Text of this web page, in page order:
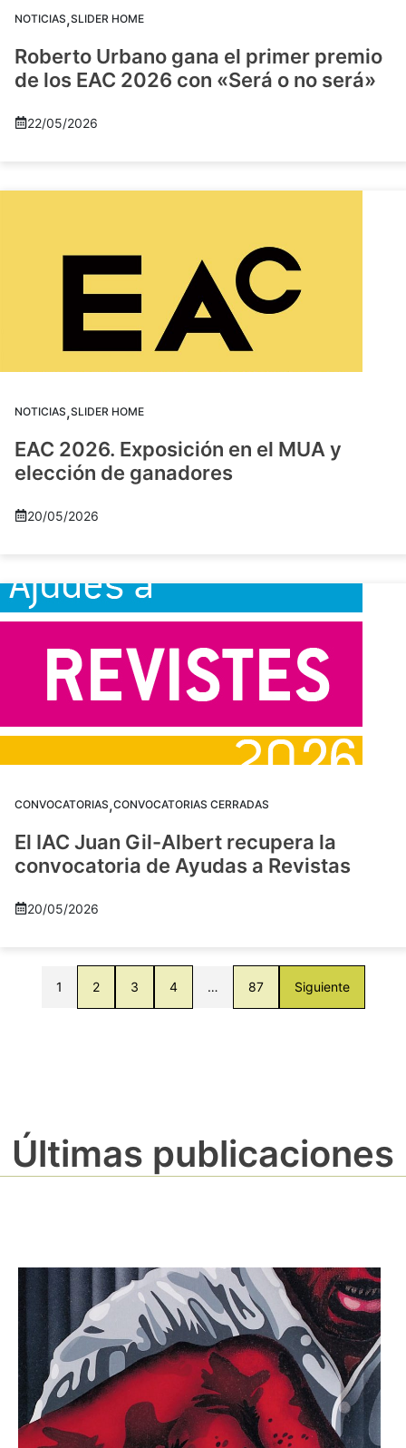
NOTICIAS,SLIDER HOME
Roberto Urbano gana el primer premio
de los EAC 2026 con «Será o no será»
22/05/2026
NOTICIAS,SLIDER HOME
EAC 2026. Exposición en el MUA y
elección de ganadores
20/05/2026
CONVOCATORIAS,CONVOCATORIAS CERRADAS
El IAC Juan Gil-Albert recupera la
convocatoria de Ayudas a Revistas
20/05/2026
1 2 3 4 … 87 Siguiente
Últimas publicaciones